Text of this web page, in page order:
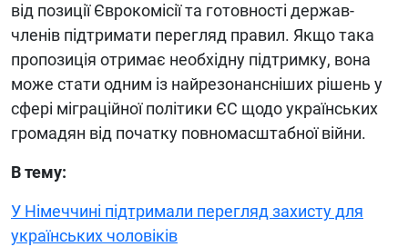
від позиції Єврокомісії та готовності держав-
членів підтримати перегляд правил. Якщо така
пропозиція отримає необхідну підтримку, вона
може стати одним із найрезонансніших рішень у
сфері міграційної політики ЄС щодо українських
громадян від початку повномасштабної війни.
В тему:
У Німеччині підтримали перегляд захисту для
українських чоловіків